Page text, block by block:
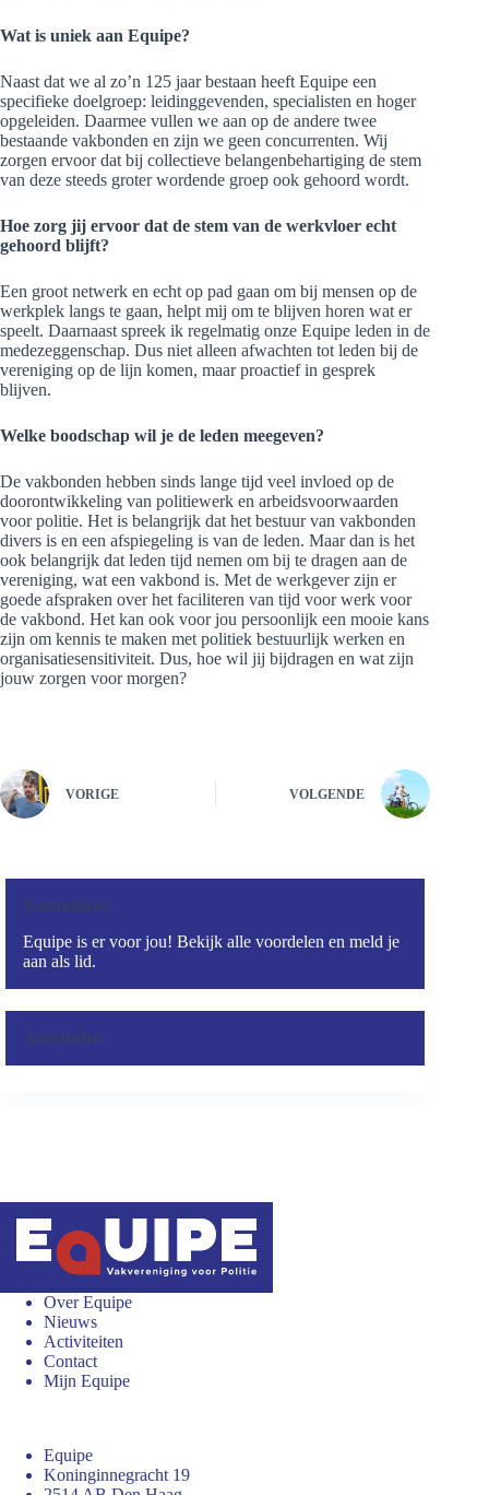
Wat is uniek aan Equipe?
Naast dat we al zo’n 125 jaar bestaan heeft Equipe een
specifieke doelgroep: leidinggevenden, specialisten en hoger
opgeleiden. Daarmee vullen we aan op de andere twee
bestaande vakbonden en zijn we geen concurrenten. Wij
zorgen ervoor dat bij collectieve belangenbehartiging de stem
van deze steeds groter wordende groep ook gehoord wordt.
Hoe zorg jij ervoor dat de stem van de werkvloer echt
gehoord blijft?
Een groot netwerk en echt op pad gaan om bij mensen op de
werkplek langs te gaan, helpt mij om te blijven horen wat er
speelt. Daarnaast spreek ik regelmatig onze Equipe leden in de
medezeggenschap. Dus niet alleen afwachten tot leden bij de
vereniging op de lijn komen, maar proactief in gesprek
blijven.
Welke boodschap wil je de leden meegeven?
De vakbonden hebben sinds lange tijd veel invloed op de
doorontwikkeling van politiewerk en arbeidsvoorwaarden
voor politie. Het is belangrijk dat het bestuur van vakbonden
divers is en een afspiegeling is van de leden. Maar dan is het
ook belangrijk dat leden tijd nemen om bij te dragen aan de
vereniging, wat een vakbond is. Met de werkgever zijn er
goede afspraken over het faciliteren van tijd voor werk voor
de vakbond. Het kan ook voor jou persoonlijk een mooie kans
zijn om kennis te maken met politiek bestuurlijk werken en
organisatiesensitiviteit. Dus, hoe wil jij bijdragen en wat zijn
jouw zorgen voor morgen?
VORIGE VOLGENDE
Aanmelden?
Equipe is er voor jou! Bekijk alle voordelen en meld je
aan als lid.
Activiteiten
Over Equipe
Nieuws
Activiteiten
Contact
Mijn Equipe
Equipe
Koninginnegracht 19